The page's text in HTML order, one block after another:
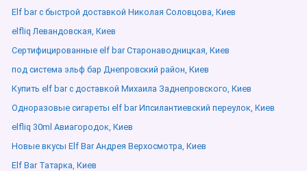
Elf bar с быстрой доставкой Николая Соловцова, Киев
elfliq Левандовская, Киев
Сертифицированные elf bar Старонаводницкая, Киев
под система эльф бар Днепровский район, Киев
Купить elf bar с доставкой Михаила Заднепровского, Киев
Одноразовые сигареты elf bar Ипсилантиевский переулок, Киев
elfliq 30ml Авиагородок, Киев
Новые вкусы Elf Bar Андрея Верхосмотра, Киев
Elf Bar Татарка, Киев